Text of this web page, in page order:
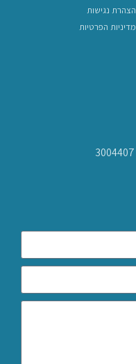
הצהרת נגישות
מדיניות הפרטיות